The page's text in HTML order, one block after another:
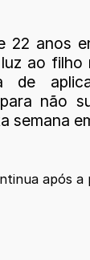
22 anos
ao filho
de
não
semana
após a